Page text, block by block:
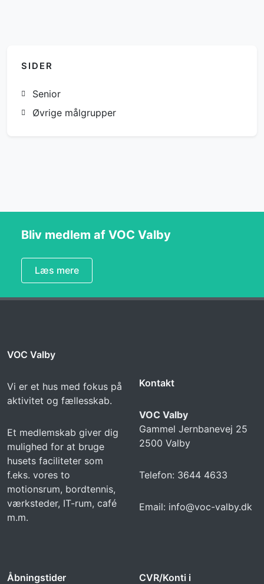
SIDER
Senior
Øvrige målgrupper
Bliv medlem af VOC Valby
Læs mere
VOC Valby
Vi er et hus med fokus på
aktivitet og fællesskab.
Et medlemskab giver dig
mulighed for at bruge
husets faciliteter som
f.eks. vores to
motionsrum, bordtennis,
værksteder, IT-rum, café
m.m.
Kontakt
VOC Valby
Gammel Jernbanevej 25
2500 Valby
Telefon: 3644 4633
Email: info@voc-valby.dk
Åbningstider
CVR/Konti i